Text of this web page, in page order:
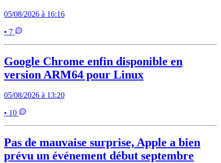
05/08/2026 à 16:16
• 7
Google Chrome enfin disponible en
version ARM64 pour Linux
05/08/2026 à 13:20
• 10
Pas de mauvaise surprise, Apple a bien
prévu un événement début septembre